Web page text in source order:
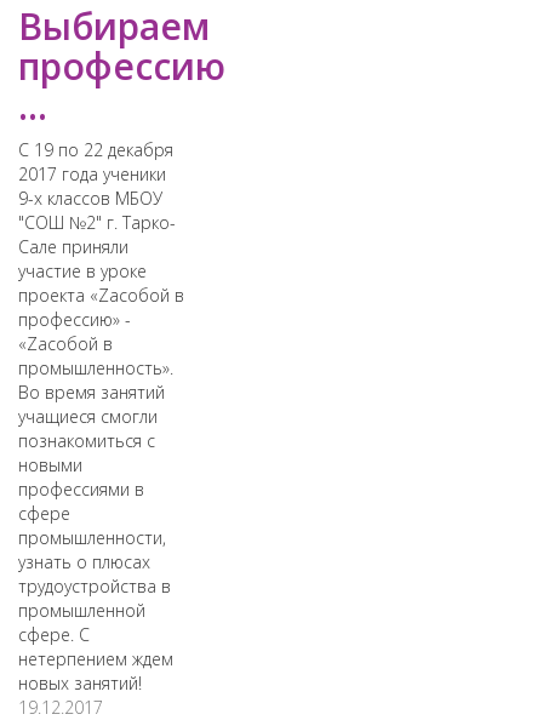
Выбираем
профессию
...
​С 19 по 22 декабря
2017 года ученики
9-х классов МБОУ
"СОШ №2" г. Тарко-
Сале приняли
участие в уроке
проекта «Zасобой в
профессию» -
«Zасобой в
промышленность».
Во время занятий
учащиеся смогли
познакомиться с
новыми
профессиями в
сфере
промышленности,
узнать о плюсах
трудоустройства в
промышленной
сфере. С
нетерпением ждем
новых занятий!
19.12.2017